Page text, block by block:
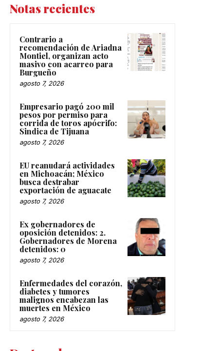
Notas recientes
Contrario a
recomendación de Ariadna
Montiel, organizan acto
masivo con acarreo para
Burgueño
agosto 7, 2026
Empresario pagó 200 mil
pesos por permiso para
corrida de toros apócrifo:
Sindica de Tijuana
agosto 7, 2026
EU reanudará actividades
en Michoacán; México
busca destrabar
exportación de aguacate
agosto 7, 2026
Ex gobernadores de
oposición detenidos: 2.
Gobernadores de Morena
detenidos: 0
agosto 7, 2026
Enfermedades del corazón,
diabetes y tumores
malignos encabezan las
muertes en México
agosto 7, 2026